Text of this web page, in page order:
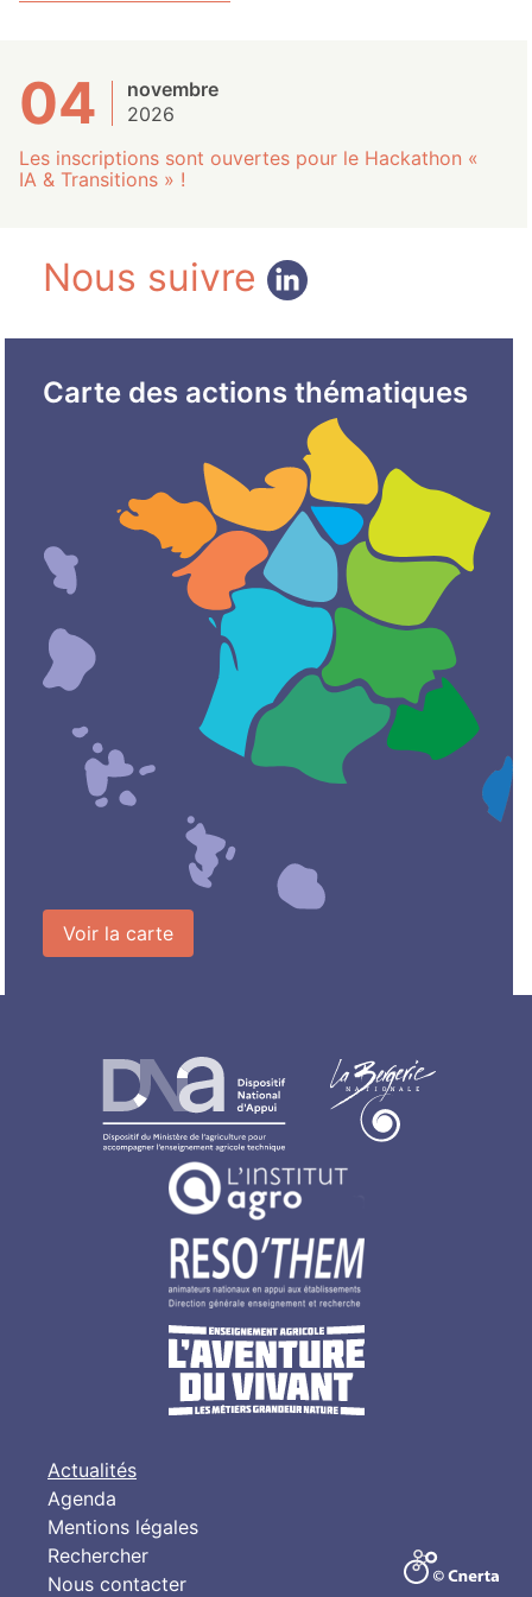
04
novembre
2026
Les inscriptions sont ouvertes pour le Hackathon «
IA & Transitions » !
Nous suivre
Carte des actions thématiques
Voir la carte
Actualités
Agenda
Mentions légales
Rechercher
Nous contacter